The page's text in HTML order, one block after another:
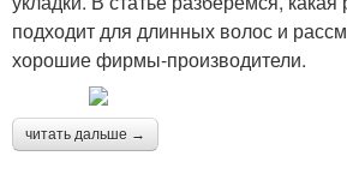
подходит для длинных волос и
хорошие фирмы-производители.
читать дальше →